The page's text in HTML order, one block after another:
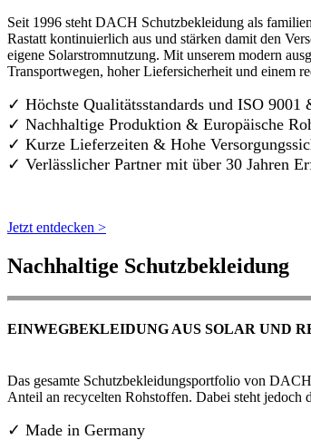
Seit 1996 steht DACH Schutzbekleidung als
Rastatt kontinuierlich aus und stärken damit den
eigene Solarstromnutzung. Mit unserem modern
Transportwegen, hoher Liefersicherheit und einem
✓ Höchste Qualitätsstandards und ISO 9001
✓ Nachhaltige Produktion & Europäische
✓ Kurze Lieferzeiten & Hohe
✓ Verlässlicher Partner mit über 30 Jahren
Jetzt entdecken >
Nachhaltige Schutzbekleidung
EINWEGBEKLEIDUNG AUS SOLAR UND
Das gesamte Schutzbekleidungsportfolio von
Anteil an recycelten Rohstoffen. Dabei steht jedoch
✓ Made in Germany